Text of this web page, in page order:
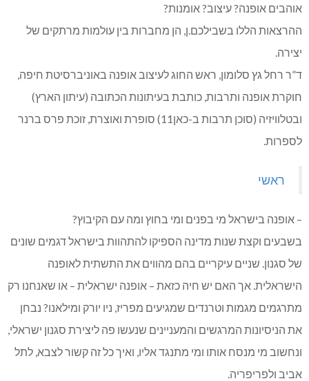
אוהבים אופנה? עיצוב? אומנות?
ההרצאות הללו בשבילכם.ן, הן מחברות בין עולמות מרתקים של
יצירה.
ד”ר רחל גץ סלומון, ראש החוג לעיצוב אופנה באוניברסיטת חיפה,
חוקרת אופנה ותרבות, כותבת בעיתונות הכתובה (עיתון הארץ)
ובטלוויזיה (סוכן תרבות ב-כאן11) סופרת ואוצרת, זוכת פרס ברנר
לספרות.
ראשי
– אופנה בישראל מי בפנים ומי בחוץ ומה עם הקיבוץ?
בשבעים וקצת שנות מדינה הספיקו להתהוות בישראל דגמים שונים
של סגנון. שניים עיקריים בהם מהווים את התשתית לאופנה
הישראלית. אך האם יש חיה כזאת – אופנה ישראלית – או שאנחנו רק
מתרגמים מגמות וטרנדים שמגיעים מפריז, ניו יורק ומילאנו? נבחן
את הניסיונות המרגשים והמעניינים שנעשו פה ליצירת סגנון ישראלי,
ונחשוב מי מנסח אותו ומי מתנגד אליו, ואיך כל זה קשור לצבא, לתל
אביב ולפריפריה.